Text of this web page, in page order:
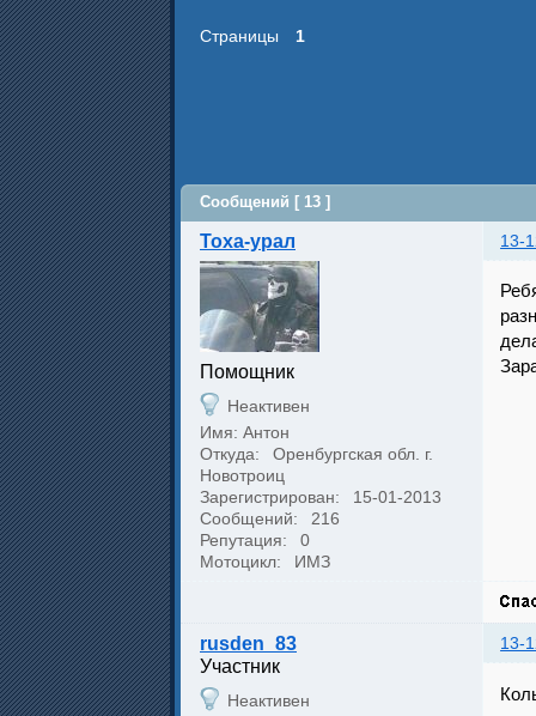
Страницы 1
Сообщений [ 13 ]
Toxa-урал 13-
Помощник
Неактивен
Имя: Антон
Откуда:
Оренбургская обл. г.
Новотроиц
Зарегистрирован:
15-01-2013
Сообщений:
216
Репутация:
0
Мотоцикл:
ИМЗ
rusden_83 13-
Участник
Неактивен